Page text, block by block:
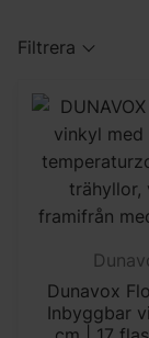
Filtrera
Dunavox
Inbyggbar